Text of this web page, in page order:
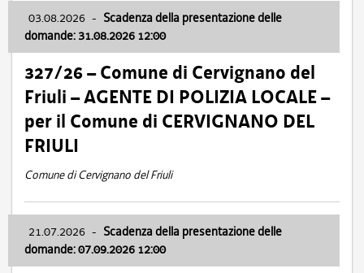
03.08.2026 - Scadenza della presentazione delle
domande: 31.08.2026 12:00
327/26 – Comune di Cervignano del
Friuli – AGENTE DI POLIZIA LOCALE –
per il Comune di CERVIGNANO DEL
FRIULI
Comune di Cervignano del Friuli
21.07.2026 - Scadenza della presentazione delle
domande: 07.09.2026 12:00